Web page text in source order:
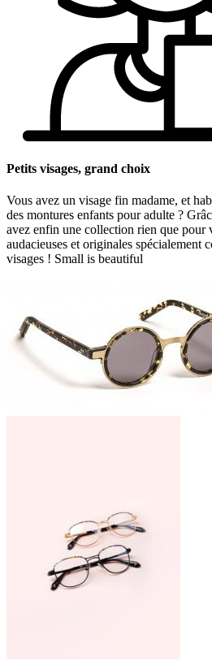
Petits visages, grand choix
Vous avez un visage fin madame, et
des montures enfants pour adulte ?
avez enfin une collection rien que pour
audacieuses et originales spécialement
visages ! Small is beautiful